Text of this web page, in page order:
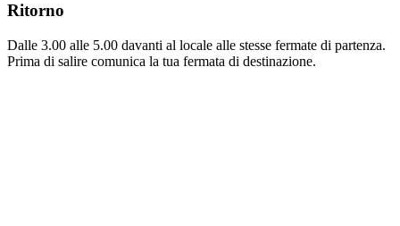
Ritorno
Dalle 3.00 alle 5.00 davanti al locale alle stesse fermate di partenza.
Prima di salire comunica la tua fermata di destinazione.